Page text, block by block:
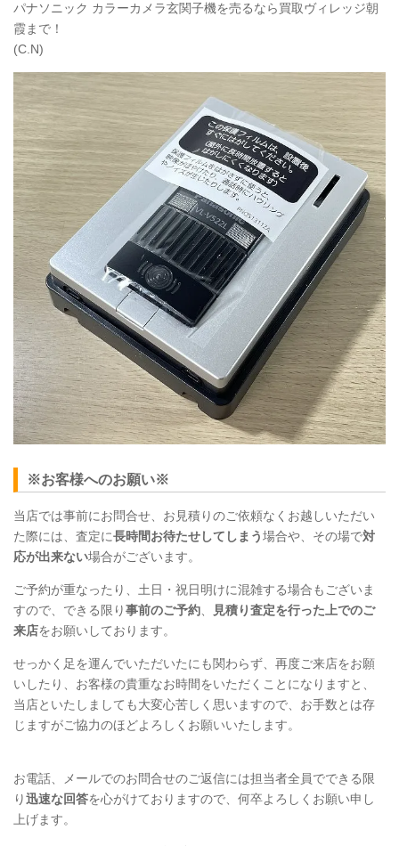
パナソニック カラーカメラ玄関子機を売るなら買取ヴィレッジ朝
霞まで！
(C.N)
※お客様へのお願い※
当店では事前にお問合せ、お見積りのご依頼なくお越しいただい
た際には、査定に長時間お待たせしてしまう場合や、その場で対
応が出来ない場合がございます。
ご予約が重なったり、土日・祝日明けに混雑する場合もございま
すので、できる限り事前のご予約
見積り査定を行った上でのご
来店をお願いしております。
せっかく足を運んでいただいたにも関わらず、再度ご来店をお願
いしたり、お客様の貴重なお時間をいただくことになりますと、
当店といたしましても大変心苦しく思いますので、お手数とは存
じますがご協力のほどよろしくお願いいたします。
お電話、メールでのお問合せのご返信には担当者全員でできる限
り迅速な回答を心がけておりますので、何卒よろしくお願い申し
上げます。